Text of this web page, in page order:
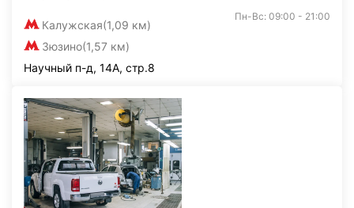
Калужская(1,09 км)
Зюзино(1,57 км)
Пн-Вс: 09:00 - 21:00
Научный п-д, 14А, стр.8